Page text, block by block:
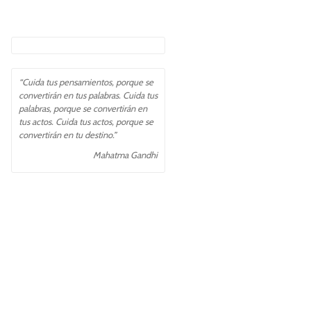
“Cuida tus pensamientos, porque se
convertirán en tus palabras. Cuida tus
palabras, porque se convertirán en
tus actos. Cuida tus actos, porque se
convertirán en tu destino.”
Mahatma Gandhi